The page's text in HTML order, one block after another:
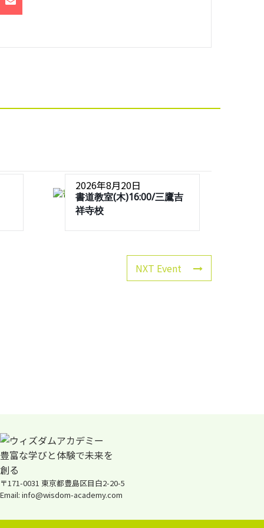
2026年8月20日
書道教室(木)16:00/三鷹吉
祥寺校
NXT Event
〒171-0031 東京都豊島区目白2-20-5
Email: info@wisdom-academy.com